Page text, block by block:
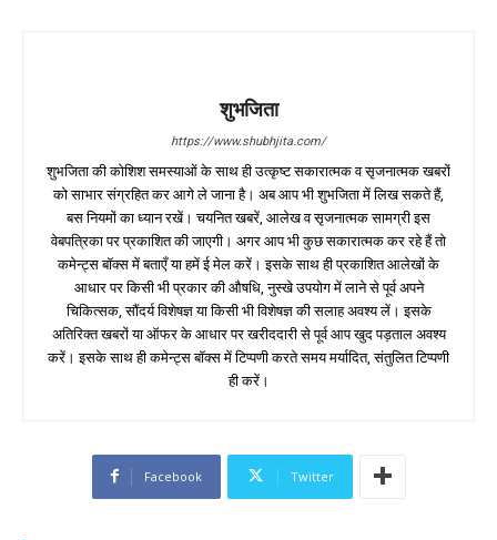
शुभजिता
https://www.shubhjita.com/
शुभजिता की कोशिश समस्याओं के साथ ही उत्कृष्ट सकारात्मक व सृजनात्मक खबरों
को साभार संग्रहित कर आगे ले जाना है। अब आप भी शुभजिता में लिख सकते हैं,
बस नियमों का ध्यान रखें। चयनित खबरें, आलेख व सृजनात्मक सामग्री इस
वेबपत्रिका पर प्रकाशित की जाएगी। अगर आप भी कुछ सकारात्मक कर रहे हैं तो
कमेन्ट्स बॉक्स में बताएँ या हमें ई मेल करें। इसके साथ ही प्रकाशित आलेखों के
आधार पर किसी भी प्रकार की औषधि, नुस्खे उपयोग में लाने से पूर्व अपने
चिकित्सक, सौंदर्य विशेषज्ञ या किसी भी विशेषज्ञ की सलाह अवश्य लें। इसके
अतिरिक्त खबरों या ऑफर के आधार पर खरीददारी से पूर्व आप खुद पड़ताल अवश्य
करें। इसके साथ ही कमेन्ट्स बॉक्स में टिप्पणी करते समय मर्यादित, संतुलित टिप्पणी
ही करें।
Facebook Twitter